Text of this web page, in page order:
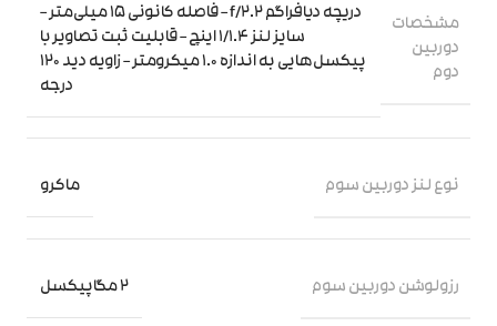
مشخصات
دوربین
دوم
دریچه دیافراگم f/2.2 – فاصله کانونی 15 میلی‌متر –
سایز لنز 1/1.4 اینچ – قابلیت ثبت تصاویر با
پیکسل‌هایی به اندازه 1.0 میکرومتر – زاویه دید 120
درجه
نوع لنز دوربین سوم ماکرو
رزولوشن دوربین سوم 2 مگاپیکسل